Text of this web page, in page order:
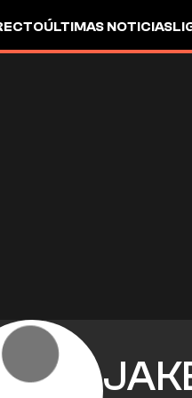
ÚLTIMAS NOTICIAS